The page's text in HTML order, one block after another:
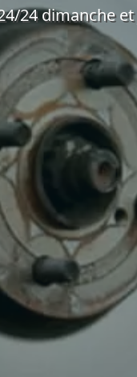
24 dimanche